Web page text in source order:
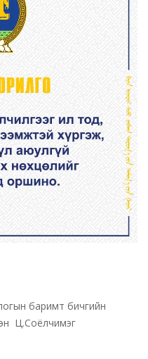
баримт бичгийн
Ц.Соёлчимэг